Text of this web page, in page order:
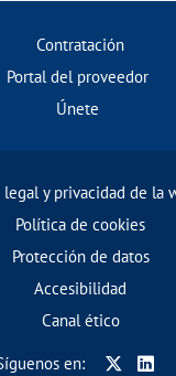
Contratación
Portal del proveedor
Únete
legal y privacidad de la
Política de cookies
Protección de datos
Accesibilidad
Canal ético
en: